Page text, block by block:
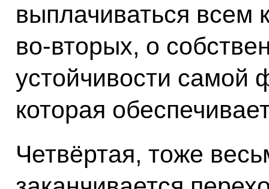
выплачиваться всем
во‑вторых, о
устойчивости самой
которая
Четвёртая, тоже